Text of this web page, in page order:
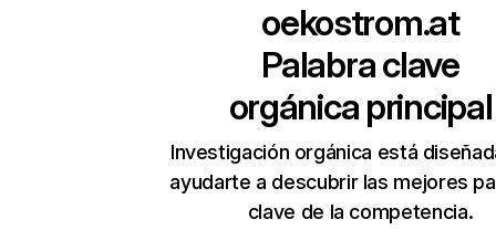
oekostrom.at
Palabra clave
orgánica principal
Investigación orgánica está
ayudarte a descubrir las mejores
clave de la competencia.